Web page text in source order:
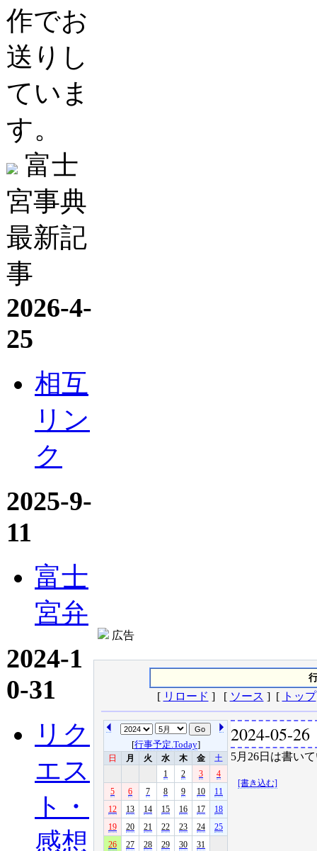
作でお
送りし
ていま
す。
富士
宮事典
最新記
事
2026-4-
25
相互
リン
ク
2025-9-
11
富士
宮弁
2024-1
0-31
リク
エス
ト・
感想
広告
[ リロード ] [ ソース ] [ トップ
[行事予定.Today]
日 月 火 水 木 金
土
1
2 3
4
5
6 7 8 9 10
11
12
13 14 15 16 17
18
19
20 21 22 23 24
25
26
27 28 29 30 31
2024-05-26
5月26日は書い
[書き込む]